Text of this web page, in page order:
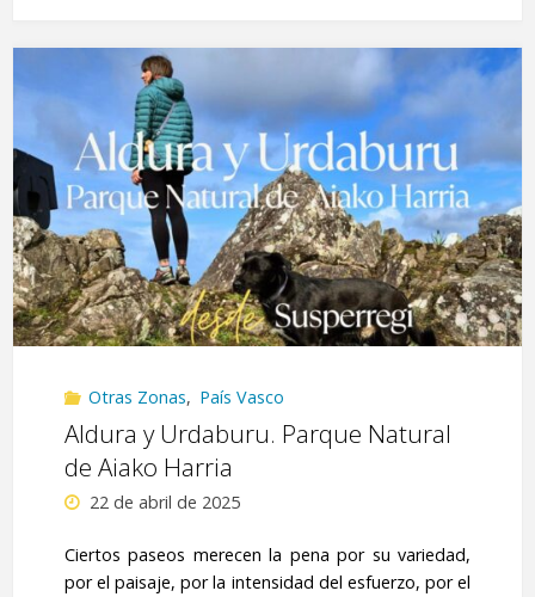
Urkiola"
Otras Zonas, País Vasco
Aldura y Urdaburu. Parque Natural
de Aiako Harria
22 de abril de 2025
Ciertos paseos merecen la pena por su variedad,
por el paisaje, por la intensidad del esfuerzo, por el